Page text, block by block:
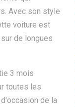
Avec son style
voiture est
de longues
3 mois
toutes les
de la